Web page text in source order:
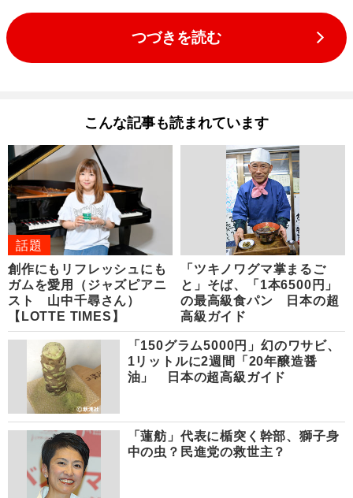
つづきを読む
こんな記事も読まれています
話題
創作にもリフレッシュにも
ガムを愛用（ジャズピアニ
スト 山中千尋さん）
【LOTTE TIMES】
「ツキノワグマ掌まるご
と」そば、「1本6500円」
の最高級食パン 日本の超
高級ガイド
「150グラム5000円」幻のワサビ、
1リットルに2週間「20年醸造醤
油」 日本の超高級ガイド
「蓮舫」代表に楯突く幹部、獅子身
中の虫？民進党の救世主？